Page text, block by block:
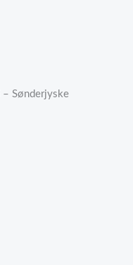
Sønderjyske